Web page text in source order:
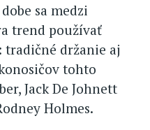
sa medzi
trend používať
tradičné držanie aj
tohto
Jack De Johnett
Holmes.